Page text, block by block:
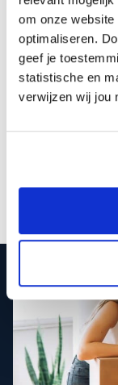
om onze
optimaliseren.
geef je
statistische en
verwijzen wij jou
Voorwaardenin
specifiek bedoeld
België en
Voor de overige
Algemene